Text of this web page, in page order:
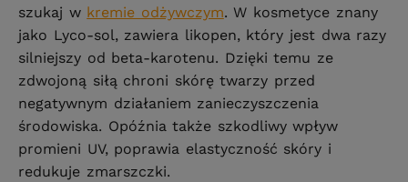
szukaj w kremie odżywczym. W kosmetyce znany
jako Lyco-sol, zawiera likopen, który jest dwa razy
silniejszy od beta-karotenu. Dzięki temu ze
zdwojoną siłą chroni skórę twarzy przed
negatywnym działaniem zanieczyszczenia
środowiska. Opóźnia także szkodliwy wpływ
promieni UV, poprawia elastyczność skóry i
redukuje zmarszczki.